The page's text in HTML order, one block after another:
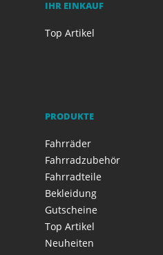
IHR EINKAUF
Top Artikel
PRODUKTE
Fahrräder
Fahrradzubehör
Fahrradteile
Bekleidung
Gutscheine
Top Artikel
Neuheiten